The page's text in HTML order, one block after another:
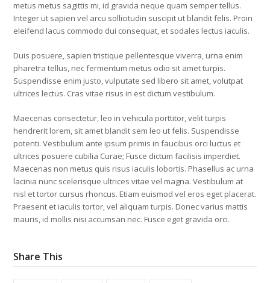
metus metus sagittis mi, id gravida neque quam semper tellus.
Integer ut sapien vel arcu sollicitudin suscipit ut blandit felis. Proin
eleifend lacus commodo dui consequat, et sodales lectus iaculis.
Duis posuere, sapien tristique pellentesque viverra, urna enim
pharetra tellus, nec fermentum metus odio sit amet turpis.
Suspendisse enim justo, vulputate sed libero sit amet, volutpat
ultrices lectus. Cras vitae risus in est dictum vestibulum.
Maecenas consectetur, leo in vehicula porttitor, velit turpis
hendrerit lorem, sit amet blandit sem leo ut felis. Suspendisse
potenti. Vestibulum ante ipsum primis in faucibus orci luctus et
ultrices posuere cubilia Curae; Fusce dictum facilisis imperdiet.
Maecenas non metus quis risus iaculis lobortis. Phasellus ac urna
lacinia nunc scelerisque ultrices vitae vel magna. Vestibulum at
nisl et tortor cursus rhoncus. Etiam euismod vel eros eget placerat.
Praesent et iaculis tortor, vel aliquam turpis. Donec varius mattis
mauris, id mollis nisi accumsan nec. Fusce eget gravida orci.
Share This